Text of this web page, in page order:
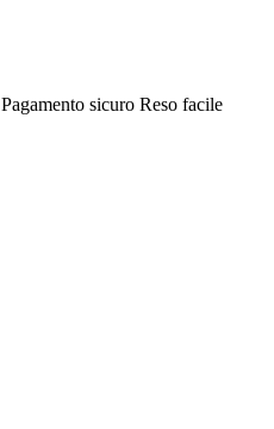
Pagamento sicuro Reso facile